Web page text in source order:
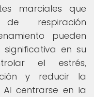
marciales que
respiración
pueden
en su
el estrés,
y reducir la
centrarse en la